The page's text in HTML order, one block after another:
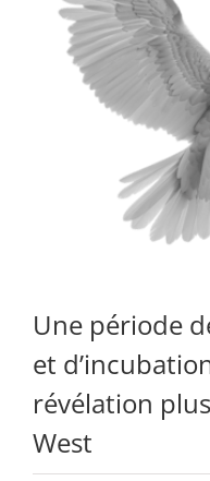
Une période
et
révélation
West